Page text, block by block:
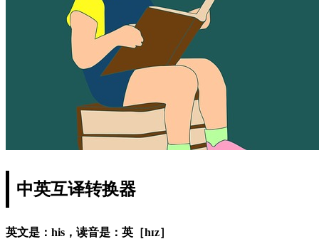
中英互译转换器
英文是：his，读音是：英［hɪz］